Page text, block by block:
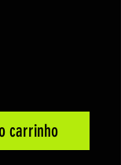
carrinho